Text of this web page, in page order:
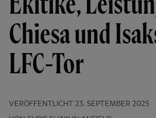
Chiesa und
LFC-Tor
VERÖFFENTLICHT
23. SEPTEMBER 2025